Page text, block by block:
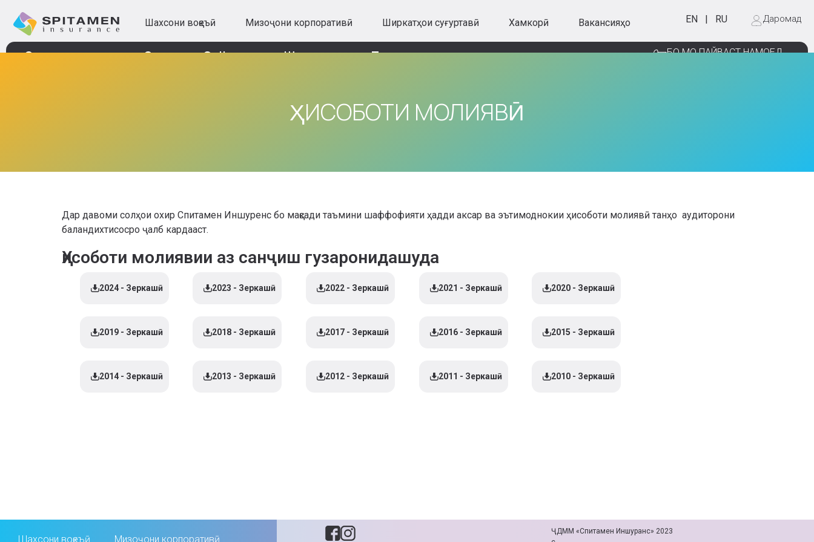
Шахсони воқеъӣ Мизоҷони корпоративӣ Ширкатҳои суғуртавӣ Хамкорӣ Вакансияҳо EN | RU Даромад
Страхование Спитамен Online Ширкат Тамос БО МО ПАЙВАСТ НАМОЕД
ҲИСОБОТИ МОЛИЯВӢ
Дар давоми солҳои охир Спитамен Иншуренс бо мақсади таъмини шаффофияти ҳадди аксар ва эътимоднокии ҳисоботи молиявӣ танҳо аудиторони
баландихтисосро ҷалб кардааст.
Ҳисоботи молиявии аз санҷиш гузаронидашуда
2024 - Зеркашӣ 2023 - Зеркашӣ 2022 - Зеркашӣ 2021 - Зеркашӣ 2020 - Зеркашӣ
2019 - Зеркашӣ 2018 - Зеркашӣ 2017 - Зеркашӣ 2016 - Зеркашӣ 2015 - Зеркашӣ
2014 - Зеркашӣ 2013 - Зеркашӣ 2012 - Зеркашӣ 2011 - Зеркашӣ 2010 - Зеркашӣ
Шахсони воқеъӣ Мизоҷони корпоративӣ
ҶДММ «Спитамен Иншуранс» 2023